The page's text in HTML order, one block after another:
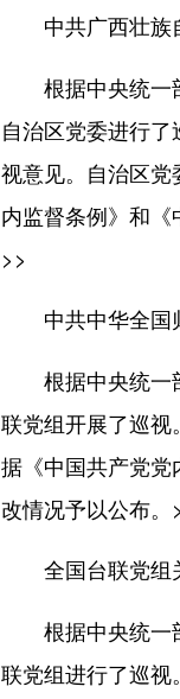
中共广西壮族
根据中央统一部
自治区党委进行
视意见。自治区
内监督条例》和《
>>
中共中华全
根据中央统一部
联党组开展了巡
据《中国共产党
改情况予以公布。
全国台联党组
根据中央统一部
联党组进行了巡